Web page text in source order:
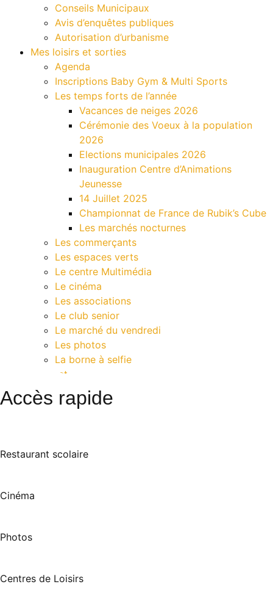
Conseils Municipaux
Avis d’enquêtes publiques
Autorisation d’urbanisme
Mes loisirs et sorties
Agenda
Inscriptions Baby Gym & Multi Sports
Les temps forts de l’année
Vacances de neiges 2026
Cérémonie des Voeux à la population
2026
Elections municipales 2026
Inauguration Centre d’Animations
Jeunesse
14 Juillet 2025
Championnat de France de Rubik’s Cube
Les marchés nocturnes
Les commerçants
Les espaces verts
Le centre Multimédia
Le cinéma
Les associations
Le club senior
Le marché du vendredi
Les photos
La borne à selfie
Contact
Accès rapide
Restaurant scolaire
Cinéma
Photos
Centres de Loisirs